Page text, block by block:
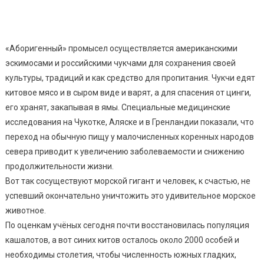
«Аборигенный» промысел осуществляется американскими
эскимосами и российскими чукчами для сохранения своей
культуры, традиций и как средство для пропитания. Чукчи едят
китовое мясо и в сыром виде и варят, а для спасения от цинги,
его хранят, закапывая в ямы. Специальные медицинские
исследования на Чукотке, Аляске и в Гренландии показали, что
переход на обычную пищу у малочисленных коренных народов
севера приводит к увеличению заболеваемости и снижению
продолжительности жизни.
Вот так сосуществуют морской гигант и человек, к счастью, не
успевший окончательно уничтожить это удивительное морское
животное.
По оценкам учёных сегодня почти восстановилась популяция
кашалотов, а вот синих китов осталось около 2000 особей и
необходимы столетия, чтобы численность южных гладких,